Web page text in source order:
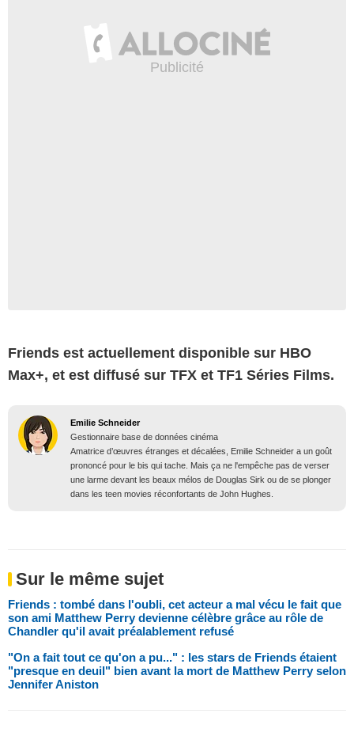
Friends est actuellement disponible sur HBO
Max+, et est diffusé sur TFX et TF1 Séries Films.
Emilie Schneider
Gestionnaire base de données cinéma
Amatrice d’œuvres étranges et décalées, Emilie Schneider a un goût
prononcé pour le bis qui tache. Mais ça ne l'empêche pas de verser
une larme devant les beaux mélos de Douglas Sirk ou de se plonger
dans les teen movies réconfortants de John Hughes.
Sur le même sujet
Friends : tombé dans l'oubli, cet acteur a mal vécu le fait que
son ami Matthew Perry devienne célèbre grâce au rôle de
Chandler qu'il avait préalablement refusé
"On a fait tout ce qu'on a pu..." : les stars de Friends étaient
"presque en deuil" bien avant la mort de Matthew Perry selon
Jennifer Aniston